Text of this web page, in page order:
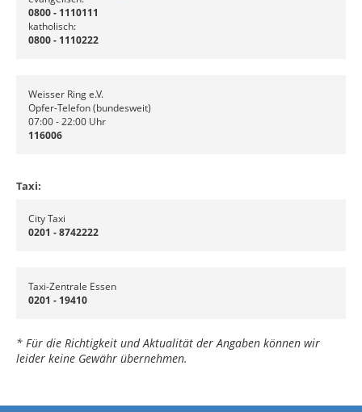
0800 - 1110111
katholisch:
0800 - 1110222
Weisser Ring e.V.
Opfer-Telefon (bundesweit)
07:00 - 22:00 Uhr
116006
Taxi:
City Taxi
0201 - 8742222
Taxi-Zentrale Essen
0201 - 19410
* Für die Richtigkeit und Aktualität der Angaben können wir
leider keine Gewähr übernehmen.